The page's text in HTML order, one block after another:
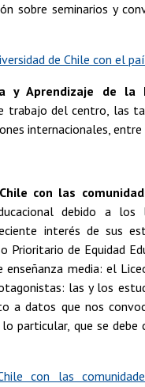
sobre seminarios y
de Chile con el
y Aprendizaje de la
trabajo del centro, las
internacionales,
con las
debido a los
interés de sus
Prioritario de Equidad
media: el
las y los
a datos que nos
particular, que se debe
con las